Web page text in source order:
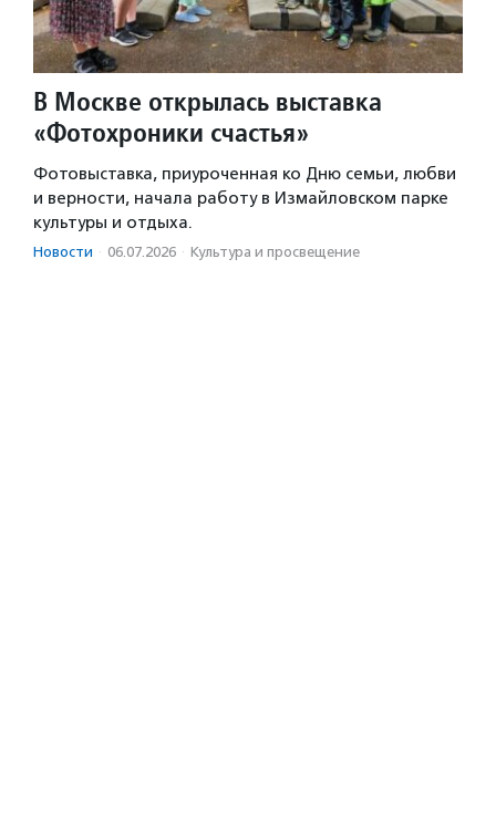
В Москве открылась выставка
«Фотохроники счастья»
Фотовыставка, приуроченная ко Дню семьи, любви
и верности, начала работу в Измайловском парке
культуры и отдыха.
Новости · 06.07.2026 · Культура и просвещение